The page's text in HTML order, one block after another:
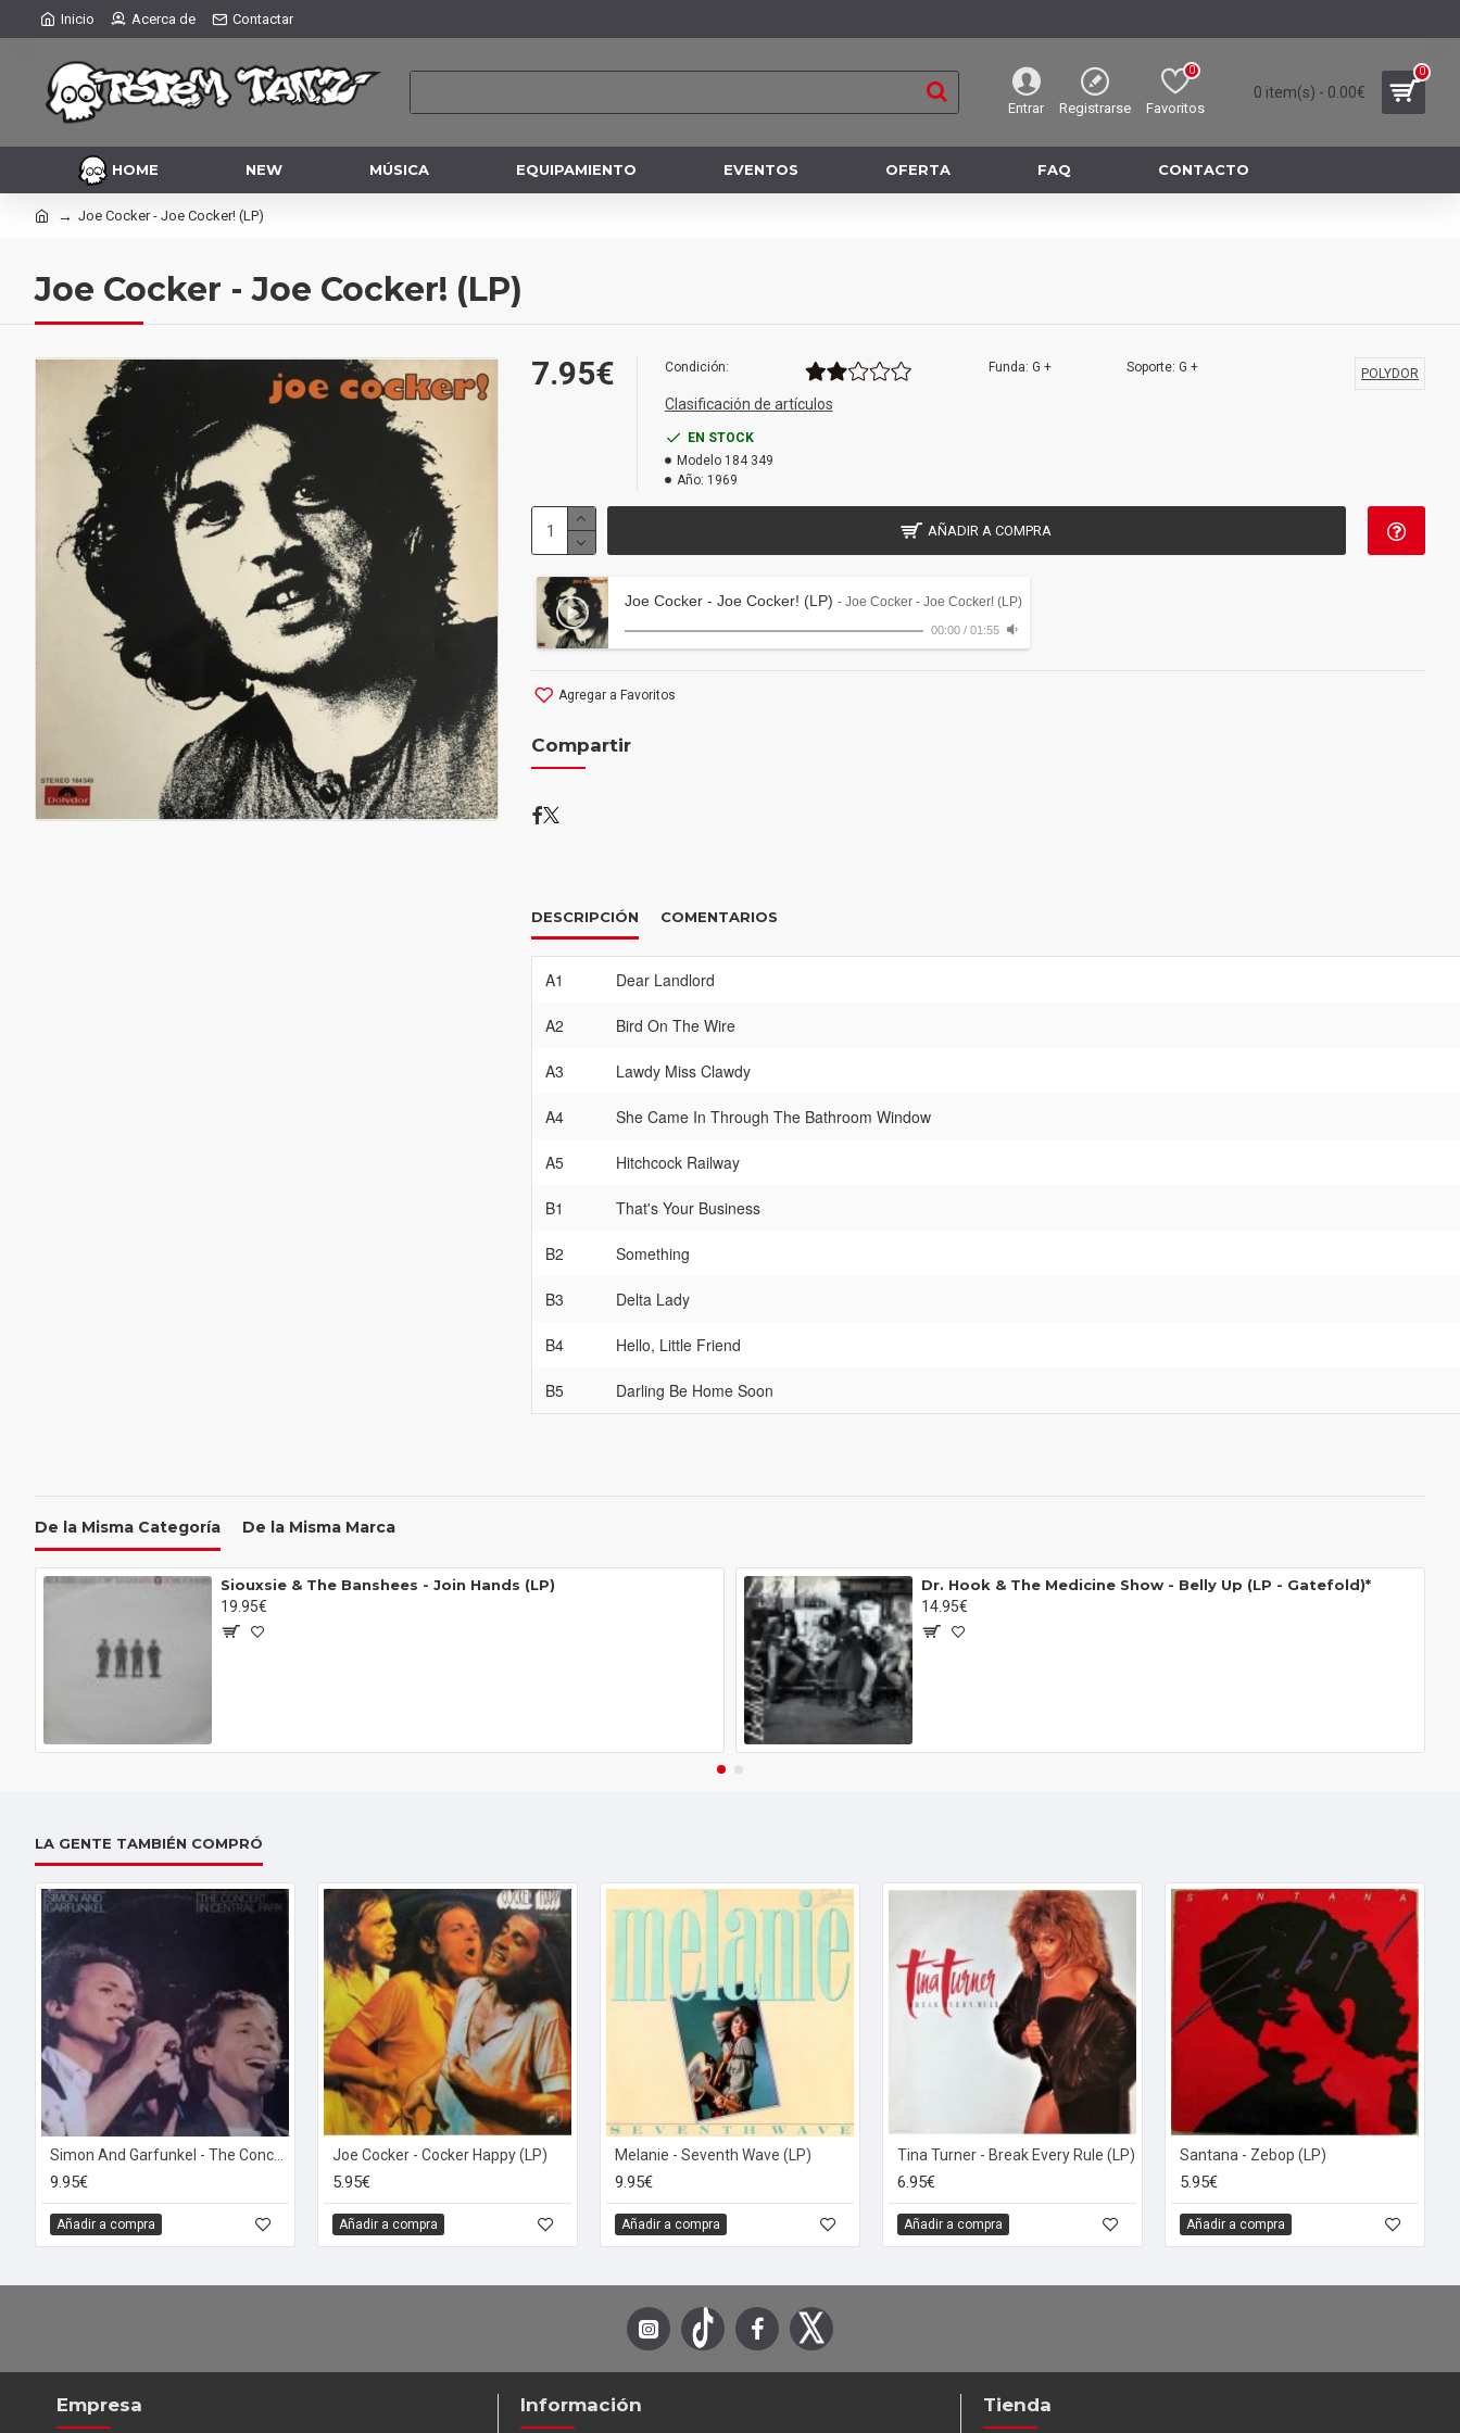
Inicio Acerca de Contactar
Entrar Registrarse Favoritos
0
0 item(s) - 0.00€
0
HOME NEW MÚSICA EQUIPAMIENTO EVENTOS OFERTA FAQ CONTACTO
Joe Cocker - Joe Cocker! (LP)
Joe Cocker - Joe Cocker! (LP)
7.95€ Condición: Funda: G + Soporte: G +
Clasificación de artículos
EN STOCK
Modelo 184 349
Año: 1969
POLYDOR
AÑADIR A COMPRA
Joe Cocker - Joe Cocker! (LP) - Joe Cocker - Joe Cocker! (LP)
00:00/ 01:55
Agregar a Favoritos
Compartir
DESCRIPCIÓN COMENTARIOS
A1 Dear Landlord
A2 Bird On The Wire
A3 Lawdy Miss Clawdy
A4 She Came In Through The Bathroom Window
A5 Hitchcock Railway
B1 That's Your Business
B2 Something
B3 Delta Lady
B4 Hello, Little Friend
B5 Darling Be Home Soon
De la Misma Categoría De la Misma Marca
Siouxsie & The Banshees - Join Hands (LP)
19.95€
Dr. Hook & The Medicine Show - Belly Up (LP - Gatefold)*
14.95€
LA GENTE TAMBIÉN COMPRÓ
9.95€
Añadir a compra
Joe Cocker - Cocker Happy (LP)
5.95€
Añadir a compra
Melanie - Seventh Wave (LP)
9.95€
Añadir a compra
Tina Turner - Break Every Rule (LP)
6.95€
Añadir a compra
Santana - Zebop (LP)
5.95€
Añadir a compra
Empresa Información Tienda